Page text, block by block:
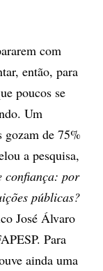
com
então, para
poucos se
Um
gozam de 75%
a pesquisa,
confiança: por
públicas?
José Álvaro
Para
ainda uma